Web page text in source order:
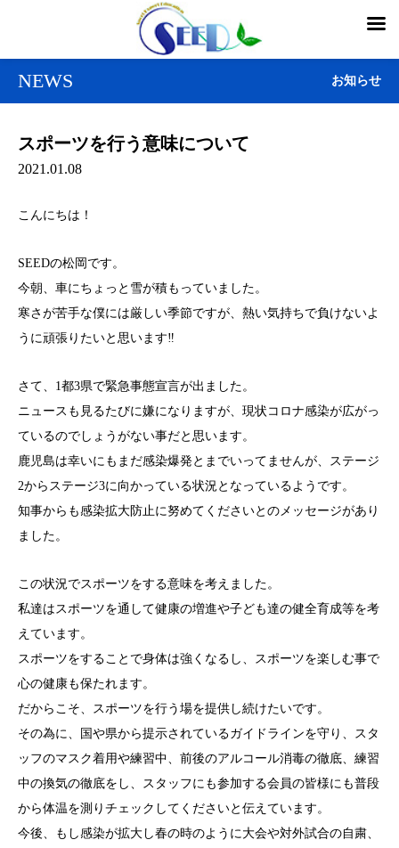
NEWS お知らせ
スポーツを行う意味について
2021.01.08
こんにちは！
SEEDの松岡です。
今朝、車にちょっと雪が積もっていました。
寒さが苦手な僕には厳しい季節ですが、熱い気持ちで負けないよ
うに頑張りたいと思います‼
さて、1都3県で緊急事態宣言が出ました。
ニュースも見るたびに嫌になりますが、現状コロナ感染が広がっ
ているのでしょうがない事だと思います。
鹿児島は幸いにもまだ感染爆発とまでいってませんが、ステージ
2からステージ3に向かっている状況となっているようです。
知事からも感染拡大防止に努めてくださいとのメッセージがあり
ました。
この状況でスポーツをする意味を考えました。
私達はスポーツを通して健康の増進や子ども達の健全育成等を考
えています。
スポーツをすることで身体は強くなるし、スポーツを楽しむ事で
心の健康も保たれます。
だからこそ、スポーツを行う場を提供し続けたいです。
その為に、国や県から提示されているガイドラインを守り、スタ
ッフのマスク着用や練習中、前後のアルコール消毒の徹底、練習
中の換気の徹底をし、スタッフにも参加する会員の皆様にも普段
から体温を測りチェックしてくださいと伝えています。
今後、もし感染が拡大し春の時のように大会や対外試合の自粛、